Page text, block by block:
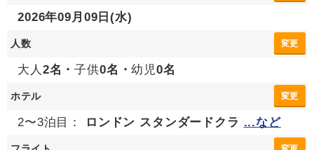
2026年09月09日(水)
人数 変更
大人 2名・子供0名・幼児0名
ホテル 変更
2〜3泊目： ロンドン スタンダードクラ ...など